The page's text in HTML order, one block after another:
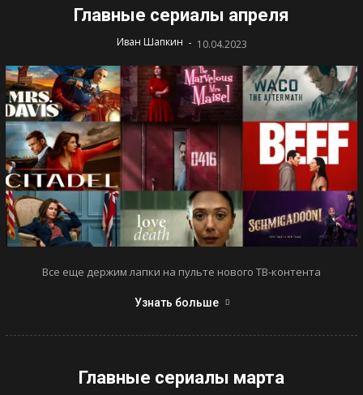
Главные сериалы апреля
Иван Шапкин - 10.04.2023
Все еще держим лапки на пульте нового ТВ-контента
Узнать больше
Главные сериалы марта